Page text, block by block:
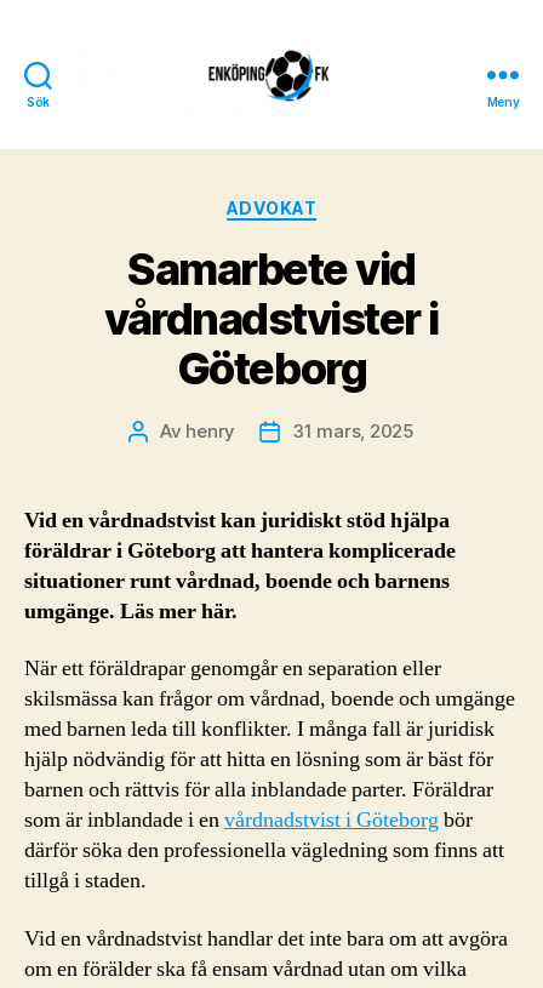
Sök Meny
Kategorier
ADVOKAT
Samarbete vid
vårdnadstvister i
Göteborg
Inläggsförfattare
Av henry Inläggsdatum
31 mars, 2025
Vid en vårdnadstvist kan juridiskt stöd hjälpa
föräldrar i Göteborg att hantera komplicerade
situationer runt vårdnad, boende och barnens
umgänge. Läs mer här.
När ett föräldrapar genomgår en separation eller
skilsmässa kan frågor om vårdnad, boende och umgänge
med barnen leda till konflikter. I många fall är juridisk
hjälp nödvändig för att hitta en lösning som är bäst för
barnen och rättvis för alla inblandade parter. Föräldrar
som är inblandade i envårdnadstvist i Göteborgbör
därför söka den professionella vägledning som finns att
tillgå i staden.
Vid en vårdnadstvist handlar det inte bara om att avgöra
om en förälder ska få ensam vårdnad utan om vilka